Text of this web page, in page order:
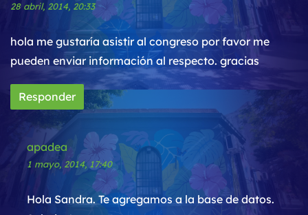
28 abril, 2014, 20:33
hola me gustaría asistir al congreso por favor me
pueden enviar información al respecto. gracias
Responder
apadea
1 mayo, 2014, 17:40
Hola Sandra. Te agregamos a la base de datos.